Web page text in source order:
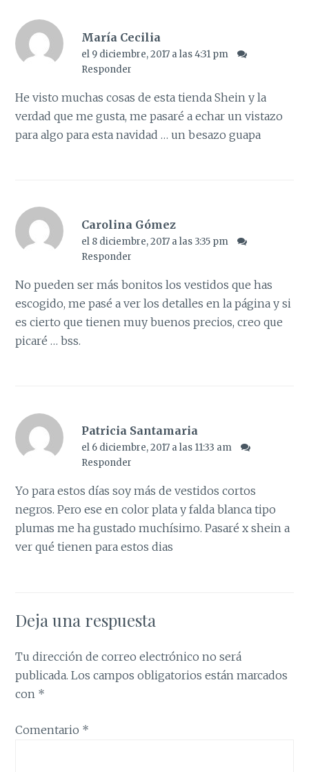
María Cecilia
el 9 diciembre, 2017 a las 4:31 pm
Responder
He visto muchas cosas de esta tienda Shein y la
verdad que me gusta, me pasaré a echar un vistazo
para algo para esta navidad … un besazo guapa
Carolina Gómez
el 8 diciembre, 2017 a las 3:35 pm
Responder
No pueden ser más bonitos los vestidos que has
escogido, me pasé a ver los detalles en la página y si
es cierto que tienen muy buenos precios, creo que
picaré … bss.
Patricia Santamaria
el 6 diciembre, 2017 a las 11:33 am
Responder
Yo para estos días soy más de vestidos cortos
negros. Pero ese en color plata y falda blanca tipo
plumas me ha gustado muchísimo. Pasaré x shein a
ver qué tienen para estos dias
Deja una respuesta
Tu dirección de correo electrónico no será
publicada. Los campos obligatorios están marcados
con *
Comentario *